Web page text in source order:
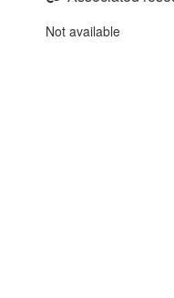
Not available